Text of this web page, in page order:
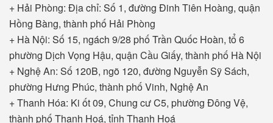
+ Hải Phòng: Địa chỉ: Số 1, đường Đinh Tiên Hoàng, quận
Hồng Bàng, thành phố Hải Phòng
+ Hà Nội: Số 15, ngách 9/28 phố Trần Quốc Hoàn, tổ 6
phường Dịch Vọng Hậu, quận Cầu Giấy, thành phố Hà Nội
+ Nghệ An: Số 120B, ngõ 120, đường Nguyễn Sỹ Sách,
phường Hưng Phúc, thành phố Vinh, Nghệ An
+ Thanh Hóa: Ki ốt 09, Chung cư C5, phường Đông Vệ,
thành phố Thanh Hoá, tỉnh Thanh Hoá